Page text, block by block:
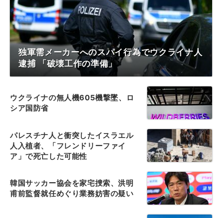
独軍需メーカーへのスパイ行為でウクライナ人
逮捕 「破壊工作の準備」
ウクライナの無人機605機撃墜、ロ
シア国防省
パレスチナ人と衝突したイスラエル
人入植者、「フレンドリーファイ
ア」で死亡した可能性
韓国サッカー協会を家宅捜索、洪明
甫前監督就任めぐり業務妨害の疑い